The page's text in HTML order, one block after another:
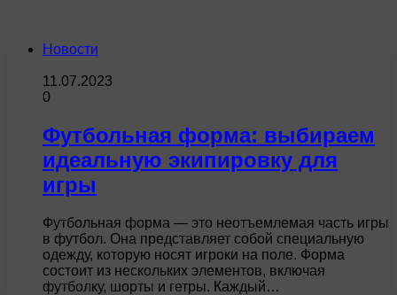
Новости
11.07.2023
0
Футбольная форма: выбираем
идеальную экипировку для
игры
Футбольная форма — это неотъемлемая часть игры
в футбол. Она представляет собой специальную
одежду, которую носят игроки на поле. Форма
состоит из нескольких элементов, включая
футболку, шорты и гетры. Каждый…